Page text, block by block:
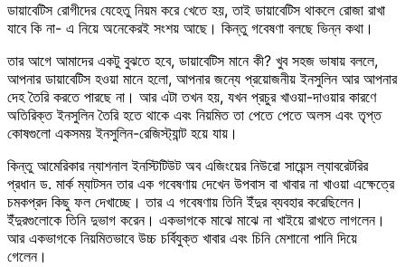
ডায়াবেটিস রোগীদের যেহেতু নিয়ম করে খেতে হয়, তাই ডায়াবেটিস থাকলে রোজা রাখা
যাবে কি না- এ নিয়ে অনেকেরই সংশয় আছে। কিন্তু গবেষণা বলছে ভিন্ন কথা।
তার আগে আমাদের একটু বুঝতে হবে, ডায়াবেটিস মানে কী? খুব সহজ ভাষায় বললে,
আপনার ডায়াবেটিস হওয়া মানে হলো, আপনার জন্যে প্রয়োজনীয় ইনসুলিন আর আপনার
দেহ তৈরি করতে পারছে না। আর এটা তখন হয়, যখন প্রচুর খাওয়া-দাওয়ার কারণে
অতিরিক্ত ইনসুলিন তৈরি হতে থাকে এবং নিয়মিত তা পেতে পেতে অলস এবং তৃপ্ত
কোষগুলো একসময় ইনসুলিন-রেজিস্ট্যান্ট হয়ে যায়।
কিন্তু আমেরিকার ন্যাশনাল ইনস্টিটিউট অব এজিংয়ের নিউরো সায়েন্স ল্যাবরেটরির
প্রধান ড. মার্ক ম্যাটসন তার এক গবেষণায় দেখেন উপবাস বা খাবার না খাওয়া এক্ষেত্রে
চমকপ্রদ কিছু ফল দেখাচ্ছে। তার এ গবেষণায় তিনি ইঁদুর ব্যবহার করেছিলেন।
ইঁদুরগুলোকে তিনি দুভাগ করেন। একভাগকে মাঝে মাঝে না খাইয়ে রাখতে লাগলেন।
আর একভাগকে নিয়মিতভাবে উচ্চ চর্বিযুক্ত খাবার এবং চিনি মেশানো পানি দিয়ে
গেলেন।